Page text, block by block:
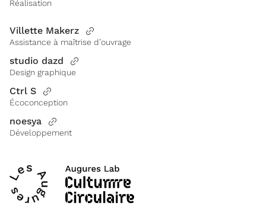
Réalisation
Villette Makerz
Assistance à maîtrise d’ouvrage
studio dazd
Design graphique
Ctrl S
Écoconception
noesya
Développement